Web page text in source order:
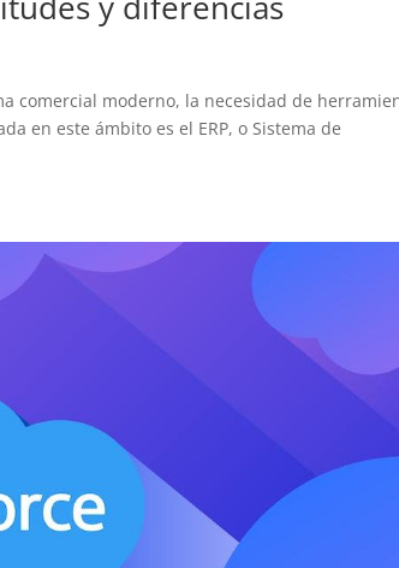
comercial moderno, la necesidad de
en este ámbito es el ERP, o Sistema de